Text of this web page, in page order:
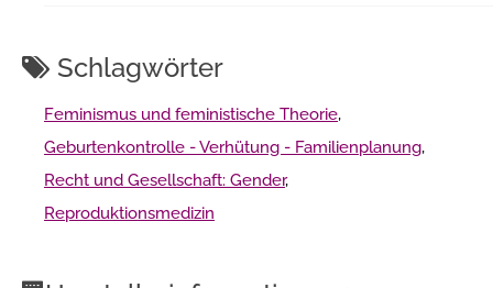
Schlagwörter
Feminismus und feministische Theorie,
Geburtenkontrolle - Verhütung - Familienplanung,
Recht und Gesellschaft: Gender,
Reproduktionsmedizin